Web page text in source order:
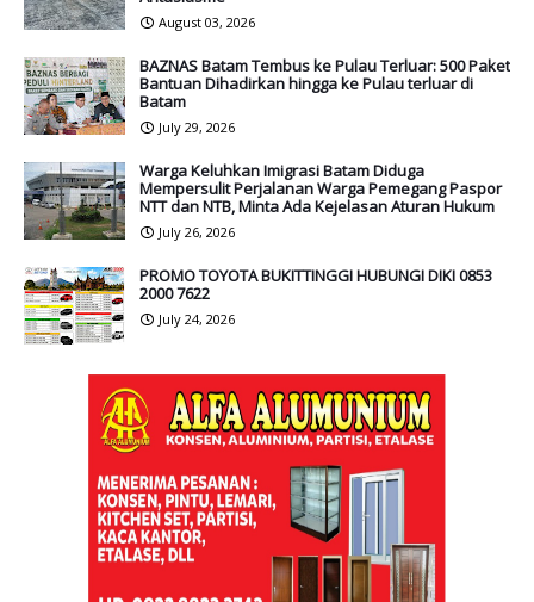
August 03, 2026
BAZNAS Batam Tembus ke Pulau Terluar: 500 Paket
Bantuan Dihadirkan hingga ke Pulau terluar di
Batam
July 29, 2026
Warga Keluhkan Imigrasi Batam Diduga
Mempersulit Perjalanan Warga Pemegang Paspor
NTT dan NTB, Minta Ada Kejelasan Aturan Hukum
July 26, 2026
PROMO TOYOTA BUKITTINGGI HUBUNGI DIKI 0853
2000 7622
July 24, 2026